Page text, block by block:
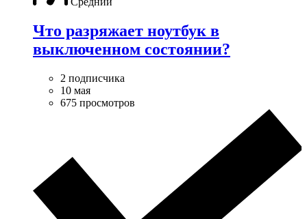
Что разряжает ноутбук в
выключенном состоянии?
2 подписчика
10 мая
675 просмотров